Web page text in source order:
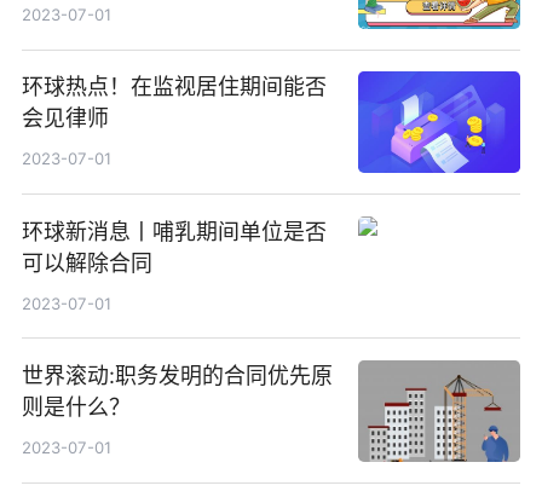
2023-07-01
环球热点！在监视居住期间能否
会见律师
2023-07-01
环球新消息丨哺乳期间单位是否
可以解除合同
2023-07-01
世界滚动:职务发明的合同优先原
则是什么？
2023-07-01